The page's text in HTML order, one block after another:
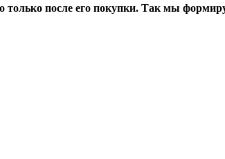
только после его покупки. Так мы